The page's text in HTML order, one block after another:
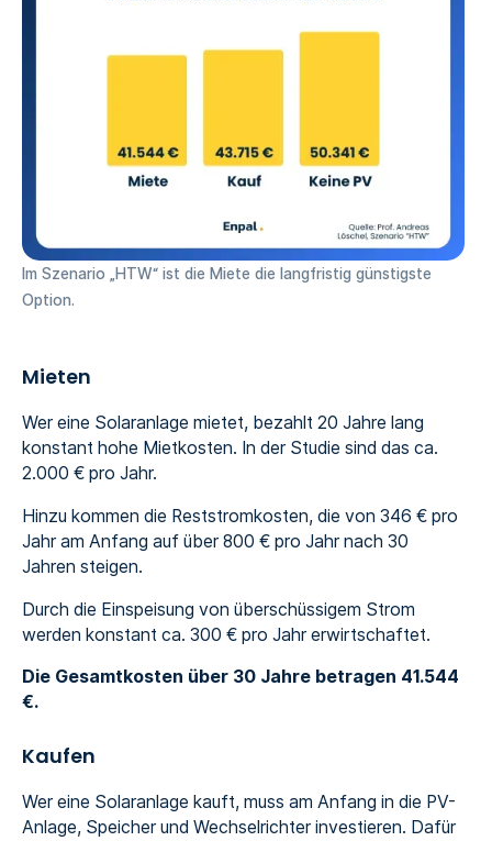
Im Szenario „HTW“ ist die Miete die langfristig günstigste
Option.
Mieten
Wer eine Solaranlage mietet, bezahlt 20 Jahre lang
konstant hohe Mietkosten. In der Studie sind das ca.
2.000 € pro Jahr.
Hinzu kommen die Reststromkosten, die von 346 € pro
Jahr am Anfang auf über 800 € pro Jahr nach 30
Jahren steigen.
Durch die Einspeisung von überschüssigem Strom
werden konstant ca. 300 € pro Jahr erwirtschaftet.
Die Gesamtkosten über 30 Jahre betragen 41.544
€.
Kaufen
Wer eine Solaranlage kauft, muss am Anfang in die PV-
Anlage, Speicher und Wechselrichter investieren. Dafür